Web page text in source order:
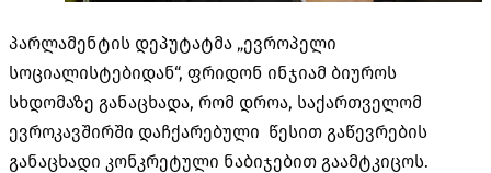
პარლამენტის დეპუტატმა „ევროპელი
სოციალისტებიდან“, ფრიდონ ინჯიამ ბიუროს
სხდომაზე განაცხადა, რომ დროა, საქართველომ
ევროკავშირში დაჩქარებული წესით გაწევრების
განაცხადი კონკრეტული ნაბიჯებით გაამტკიცოს.